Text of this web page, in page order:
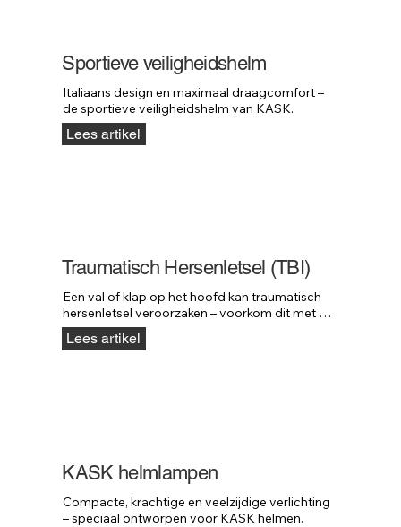
Sportieve veiligheidshelm
Italiaans design en maximaal draagcomfort –
de sportieve veiligheidshelm van KASK.
Lees artikel
Traumatisch Hersenletsel (TBI)
Een val of klap op het hoofd kan traumatisch
hersenletsel veroorzaken – voorkom dit met
KASK helmen.
Lees artikel
KASK helmlampen
Compacte, krachtige en veelzijdige verlichting
– speciaal ontworpen voor KASK helmen.